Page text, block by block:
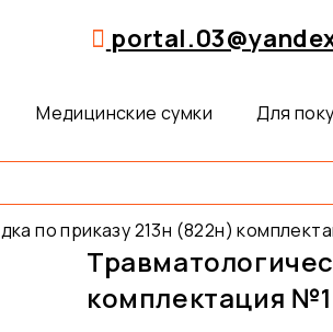
Медицинские сумки Для
по приказу 213н (822н)
комплектация